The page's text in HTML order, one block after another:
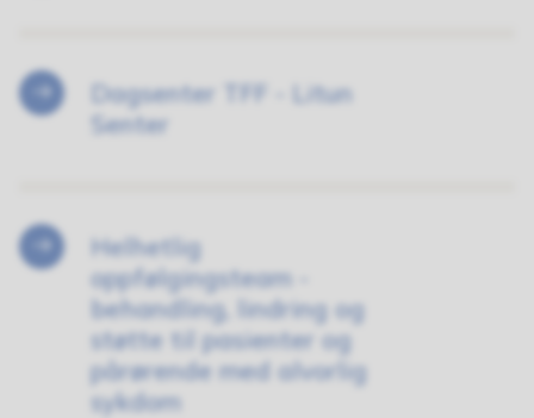
Dagsenter TFF - Litun
Senter
Helhetlig
oppfølgingsteam -
behandling, lindring og
støtte til pasienter og
pårørende med alvorlig
sykdom